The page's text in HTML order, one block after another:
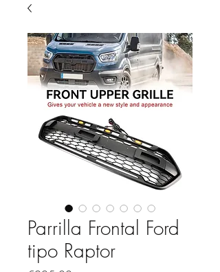
Parrilla Frontal Ford
tipo Raptor